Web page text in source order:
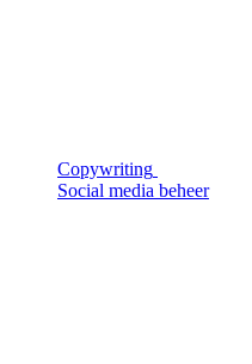
Copywriting
Social media beheer